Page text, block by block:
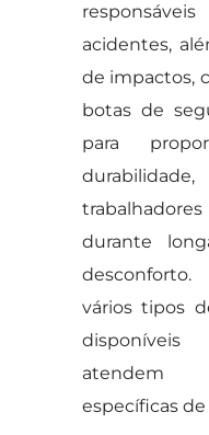
acidentes,
de impactos,
botas de
para
durante
vários tipos
atendem
específicas